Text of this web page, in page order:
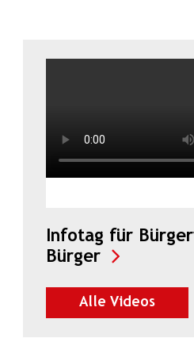
Infotag für
Bürgerin neuem
Alle Videosauf